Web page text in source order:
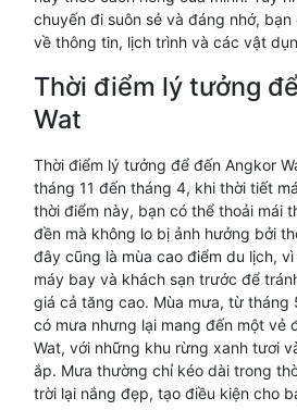
chuyến đi suôn sẻ và đáng nhớ,
về thông tin, lịch trình và các vật
Thời điểm lý tưởng
Wat
Thời điểm lý tưởng để đến Angkor
tháng 11 đến tháng 4, khi thời tiết
thời điểm này, bạn có thể thoải mái
đền mà không lo bị ảnh hưởng bởi
đây cũng là mùa cao điểm du lịch,
máy bay và khách sạn trước để
giá cả tăng cao. Mùa mưa, từ tháng
có mưa nhưng lại mang đến một vẻ
Wat, với những khu rừng xanh tươi
ắp. Mưa thường chỉ kéo dài trong
trời lại nắng đẹp, tạo điều kiện cho